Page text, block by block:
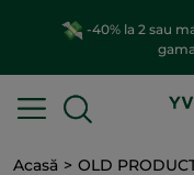
-40% la 2 sau
Acasă OLD